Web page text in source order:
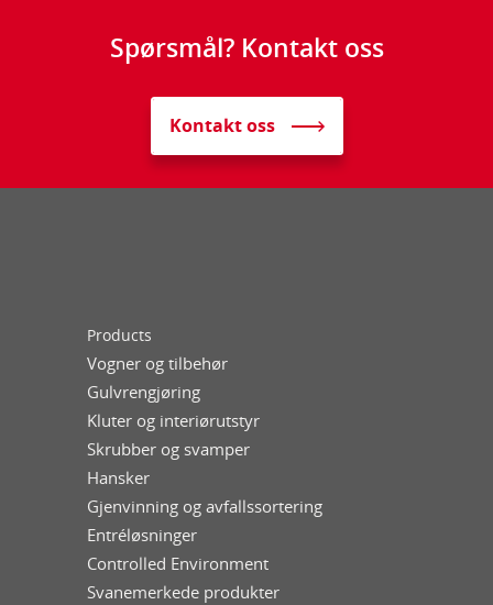
Spørsmål? Kontakt oss
Kontakt oss
Products
Vogner og tilbehør
Gulvrengjøring
Kluter og interiørutstyr
Skrubber og svamper
Hansker
Gjenvinning og avfallssortering
Entréløsninger
Controlled Environment
Svanemerkede produkter